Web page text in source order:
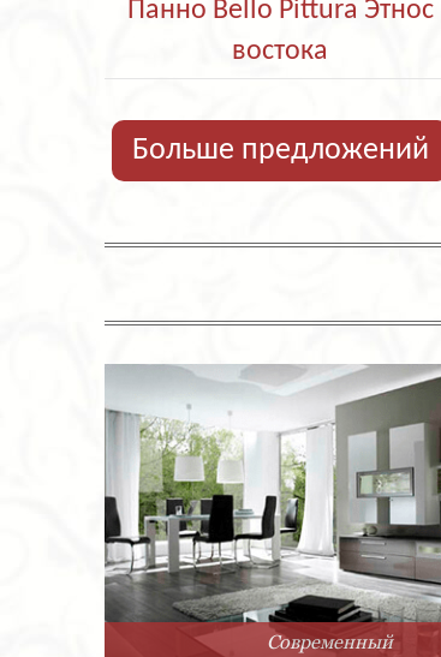
Панно Bello Pittura Этнос
востока
Больше предложений
Современный